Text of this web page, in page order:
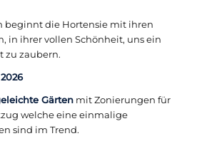
beginnt die Hortensie mit ihren
in ihrer vollen Schönheit, uns ein
zu zaubern.
Gärtenmit Zonierungen für
welche eine einmalige
sind im Trend.